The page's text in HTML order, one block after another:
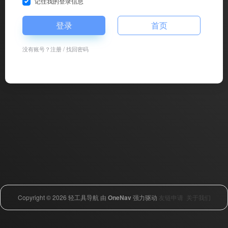
登录 首页
没有账号？注册/找回密码
Copyright © 2026 轻工具导航 由 OneNav强力驱动 友链申请 关于我们